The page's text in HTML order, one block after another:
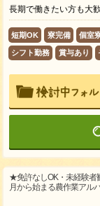
長期で働きたい方も大
短期OK 寮完備 個室
シフト勤務 賞与あり
★免許なしOK・未経験者
月から始まる農作業アル